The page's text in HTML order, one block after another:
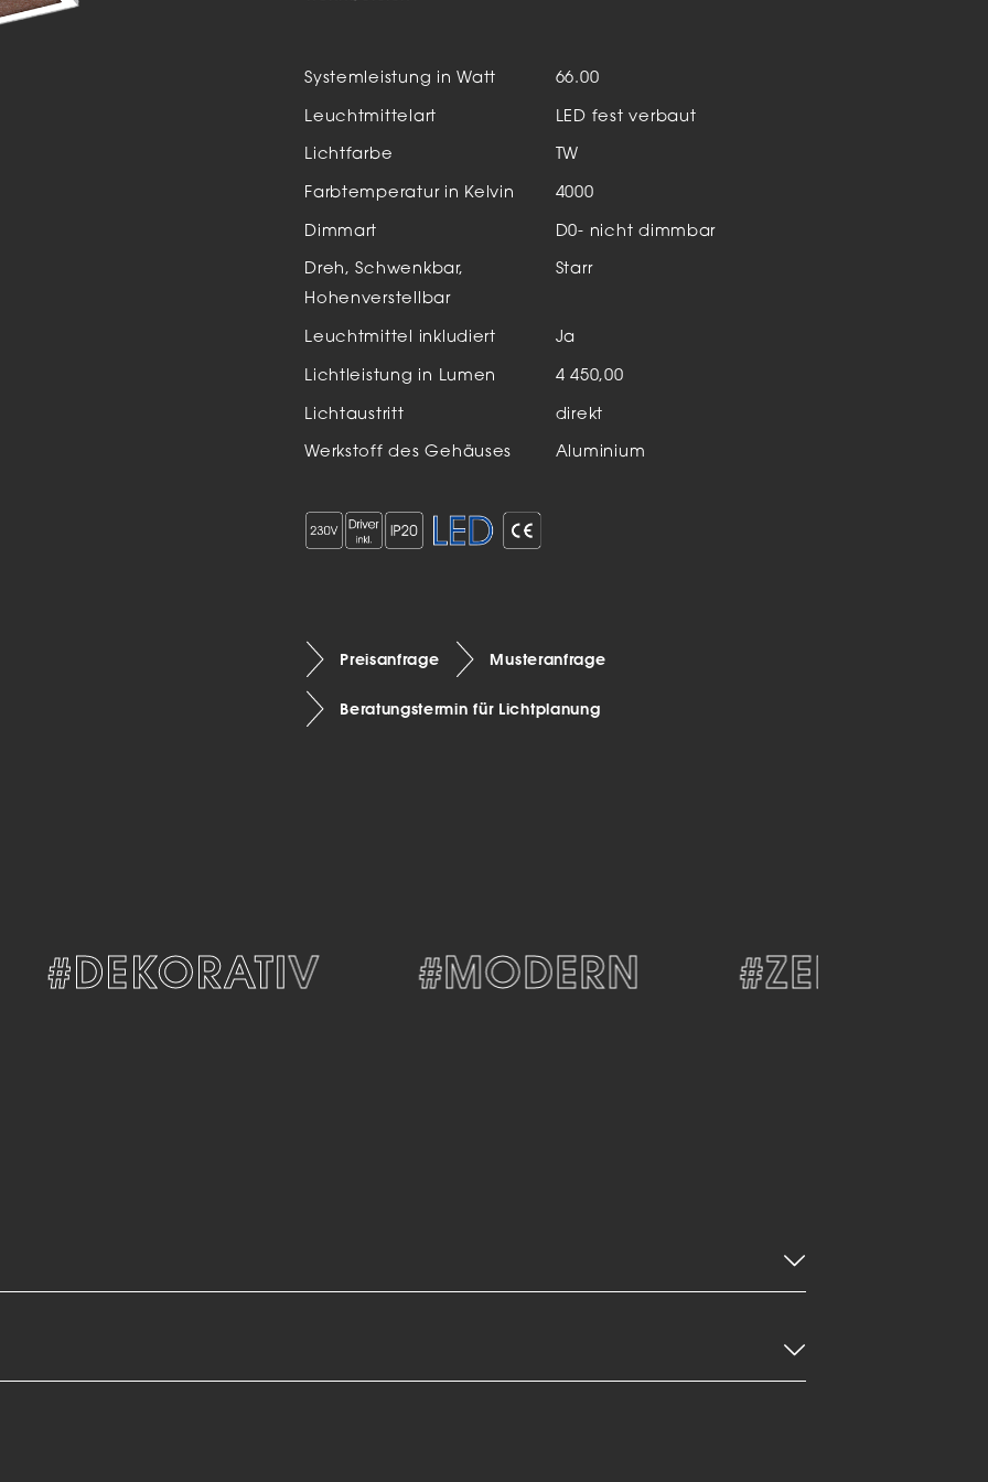
Schienensysteme
Einbauleuchten
Systemleistung in Watt 66.00
Leuchtmittelart LED fest verbaut
Lichtfarbe TW
Farbtemperatur in Kelvin 4000
Dimmart D0- nicht dimmbar
Dreh, Schwenkbar,
Hohenverstellbar
Starr
Leuchtmittel inkludiert Ja
Lichtleistung in Lumen 4 450,00
Lichtaustritt direkt
Werkstoff des Gehäuses Aluminium
Preisanfrage Musteranfrage
Beratungstermin für Lichtplanung
#DEKORATIV #MODERN #ZEITLOS